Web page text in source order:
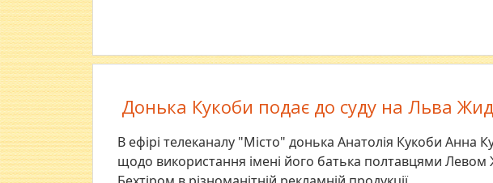
Донька Кукоби подає до суду на Льва
В ефірі телеканалу "Місто" донька Анатолія Кукоби Анна
щодо використання імені його батька полтавцями